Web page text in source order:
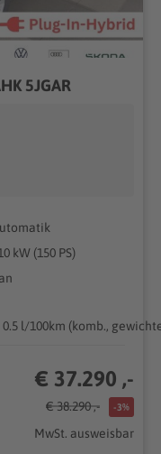
5JGAR
kW (150 PS)
l/100km (komb.,
€ 37.290 ,-
€ 38.290 ,- -3%
MwSt. ausweisbar